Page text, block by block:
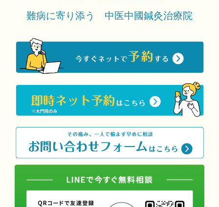
難病に寄り添う 中医中國鍼灸治療院